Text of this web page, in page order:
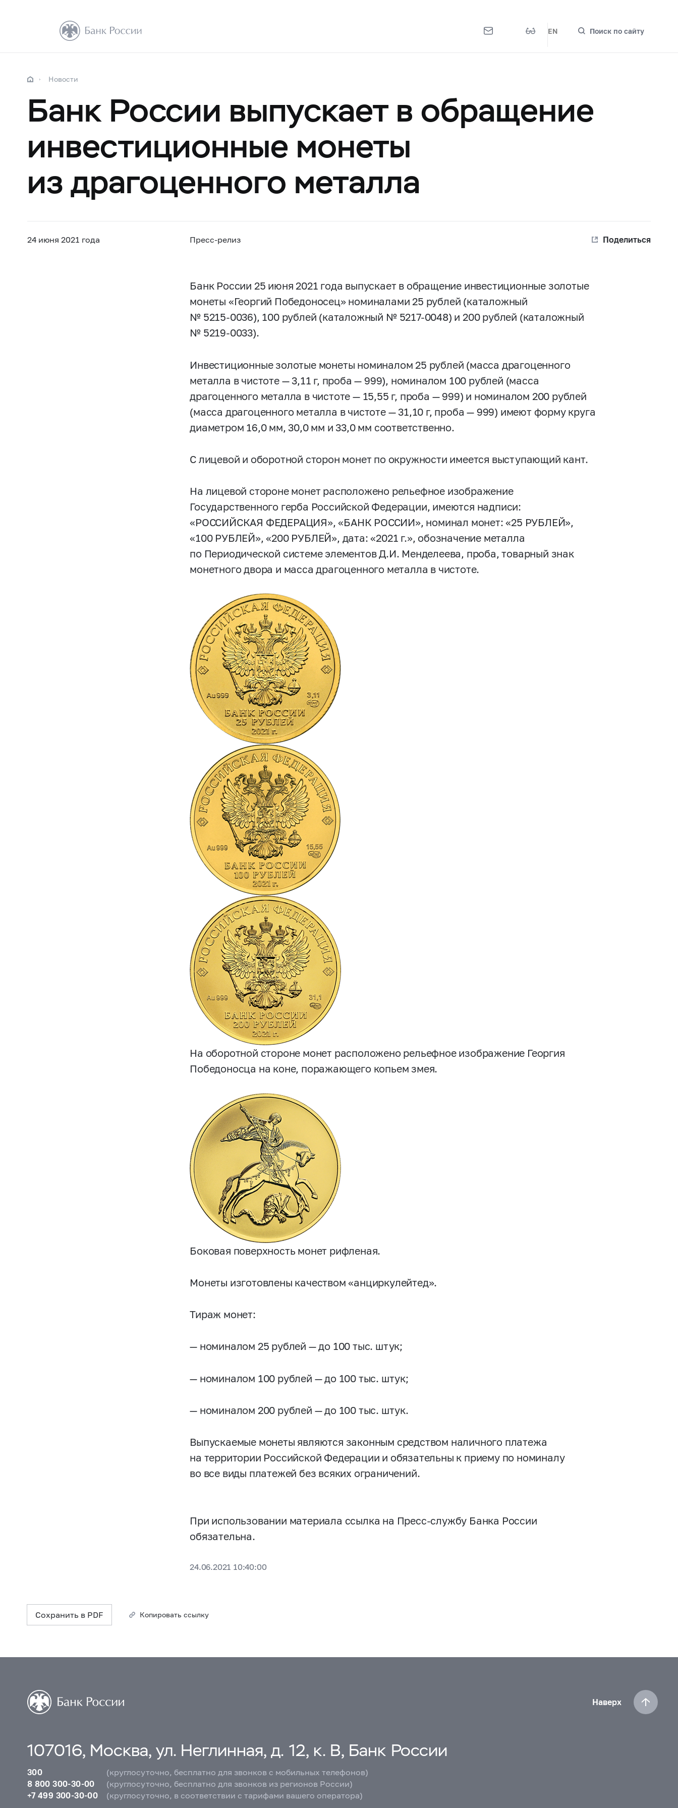
EN Поиск по сайту
Новости
Банк России выпускает в обращение
инвестиционные монеты
из драгоценного металла
24 июня 2021 года Пресс-релиз Поделиться
Банк России 25 июня 2021 года выпускает в обращение инвестиционные золотые
монеты «Георгий Победоносец» номиналами 25 рублей (каталожный
№ 5215-0036), 100 рублей (каталожный № 5217-0048) и 200 рублей (каталожный
№ 5219-0033).
Инвестиционные золотые монеты номиналом 25 рублей (масса драгоценного
металла в чистоте — 3,11 г, проба — 999), номиналом 100 рублей (масса
драгоценного металла в чистоте — 15,55 г, проба — 999) и номиналом 200 рублей
(масса драгоценного металла в чистоте — 31,10 г, проба — 999) имеют форму круга
диаметром 16,0 мм, 30,0 мм и 33,0 мм соответственно.
С лицевой и оборотной сторон монет по окружности имеется выступающий кант.
На лицевой стороне монет расположено рельефное изображение
Государственного герба Российской Федерации, имеются надписи:
«РОССИЙСКАЯ ФЕДЕРАЦИЯ», «БАНК РОССИИ», номинал монет: «25 РУБЛЕЙ»,
«100 РУБЛЕЙ», «200 РУБЛЕЙ», дата: «2021 г.», обозначение металла
по Периодической системе элементов Д.И. Менделеева, проба, товарный знак
монетного двора и масса драгоценного металла в чистоте.
На оборотной стороне монет расположено рельефное изображение Георгия
Победоносца на коне, поражающего копьем змея.
Боковая поверхность монет рифленая.
Монеты изготовлены качеством «анциркулейтед».
Тираж монет:
— номиналом 25 рублей — до 100 тыс. штук;
— номиналом 100 рублей — до 100 тыс. штук;
— номиналом 200 рублей — до 100 тыс. штук.
Выпускаемые монеты являются законным средством наличного платежа
на территории Российской Федерации и обязательны к приему по номиналу
во все виды платежей без всяких ограничений.
При использовании материала ссылка на Пресс-службу Банка России
обязательна.
24.06.2021 10:40:00
Сохранить в PDF Копировать ссылку
Наверх
107016, Москва, ул. Неглинная, д. 12, к. В, Банк России
300
(круглосуточно, бесплатно для звонков с мобильных телефонов)
8 800 300-30-00
(круглосуточно, бесплатно для звонков из регионов России)
+7 499 300-30-00
(круглосуточно, в соответствии с тарифами вашего оператора)